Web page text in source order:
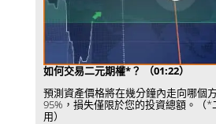
如何交易二元期權*？ （01:22）
預測資產價格將在幾分鐘內走向哪個
95%，損失僅限於您的投資總額。（
用）